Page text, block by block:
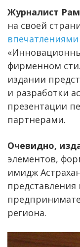
Журналист
на своей
впечатлениями
фирменном
издании
и разработки
презентации
партнерами.
Очевидно,
элементов,
имидж
представления
региона.